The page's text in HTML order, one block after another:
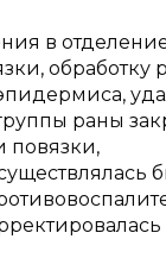
в
обработку
раны
повязки,